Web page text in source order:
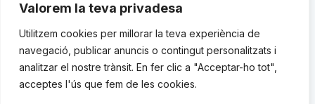
Valorem la teva privadesa
Utilitzem cookies per millorar la teva experiència de
navegació, publicar anuncis o contingut personalitzats i
analitzar el nostre trànsit. En fer clic a "Acceptar-ho tot",
acceptes l'ús que fem de les cookies.
C. Avinyó 44, 2n | 08002 Barcelona |
119 03 72|institut@idhc.org
© Institut de Drets Humans de Catalunya.